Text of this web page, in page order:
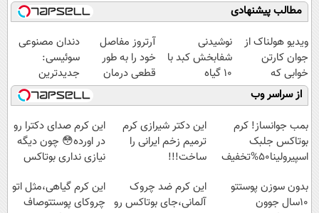
مطالب پیشنهادی
ویدیو هولناک از
جوان کارتن
خوابی که
میلیاردر شد.
آموزش رایگان
نوشیدنی
شفابخش کبد با
10 گیاه
موثر(تخفیف تا
امشب)
آرتروز مفاصل
خود را به طور
قطعی درمان
کنید!
◗پرسش‌نامه◖
دندان مصنوعی
سوئیسی:
جدیدترین
فناوری اروپا،
سبک و مقاوم |
پرداخت قسطی
از سراسر وب
بمب جوانساز! کرم
بوتاکس جلبک
اسپیرولینا50%تخفیف
این دکتر شیرازی کرم
ترمیم زخم ایرانی را
ساخت!!!
این کرم صدای دکترا رو
در اورده😳 چون دیگه
نیازی نداری بوتاکس
بدون سوزن پوستتو
10سال جوون
این کرم ضد چروک
آلمانی،جای بوتاکس رو
این کرم گیاهی،مثل اتو
چروکای پوستتوصاف